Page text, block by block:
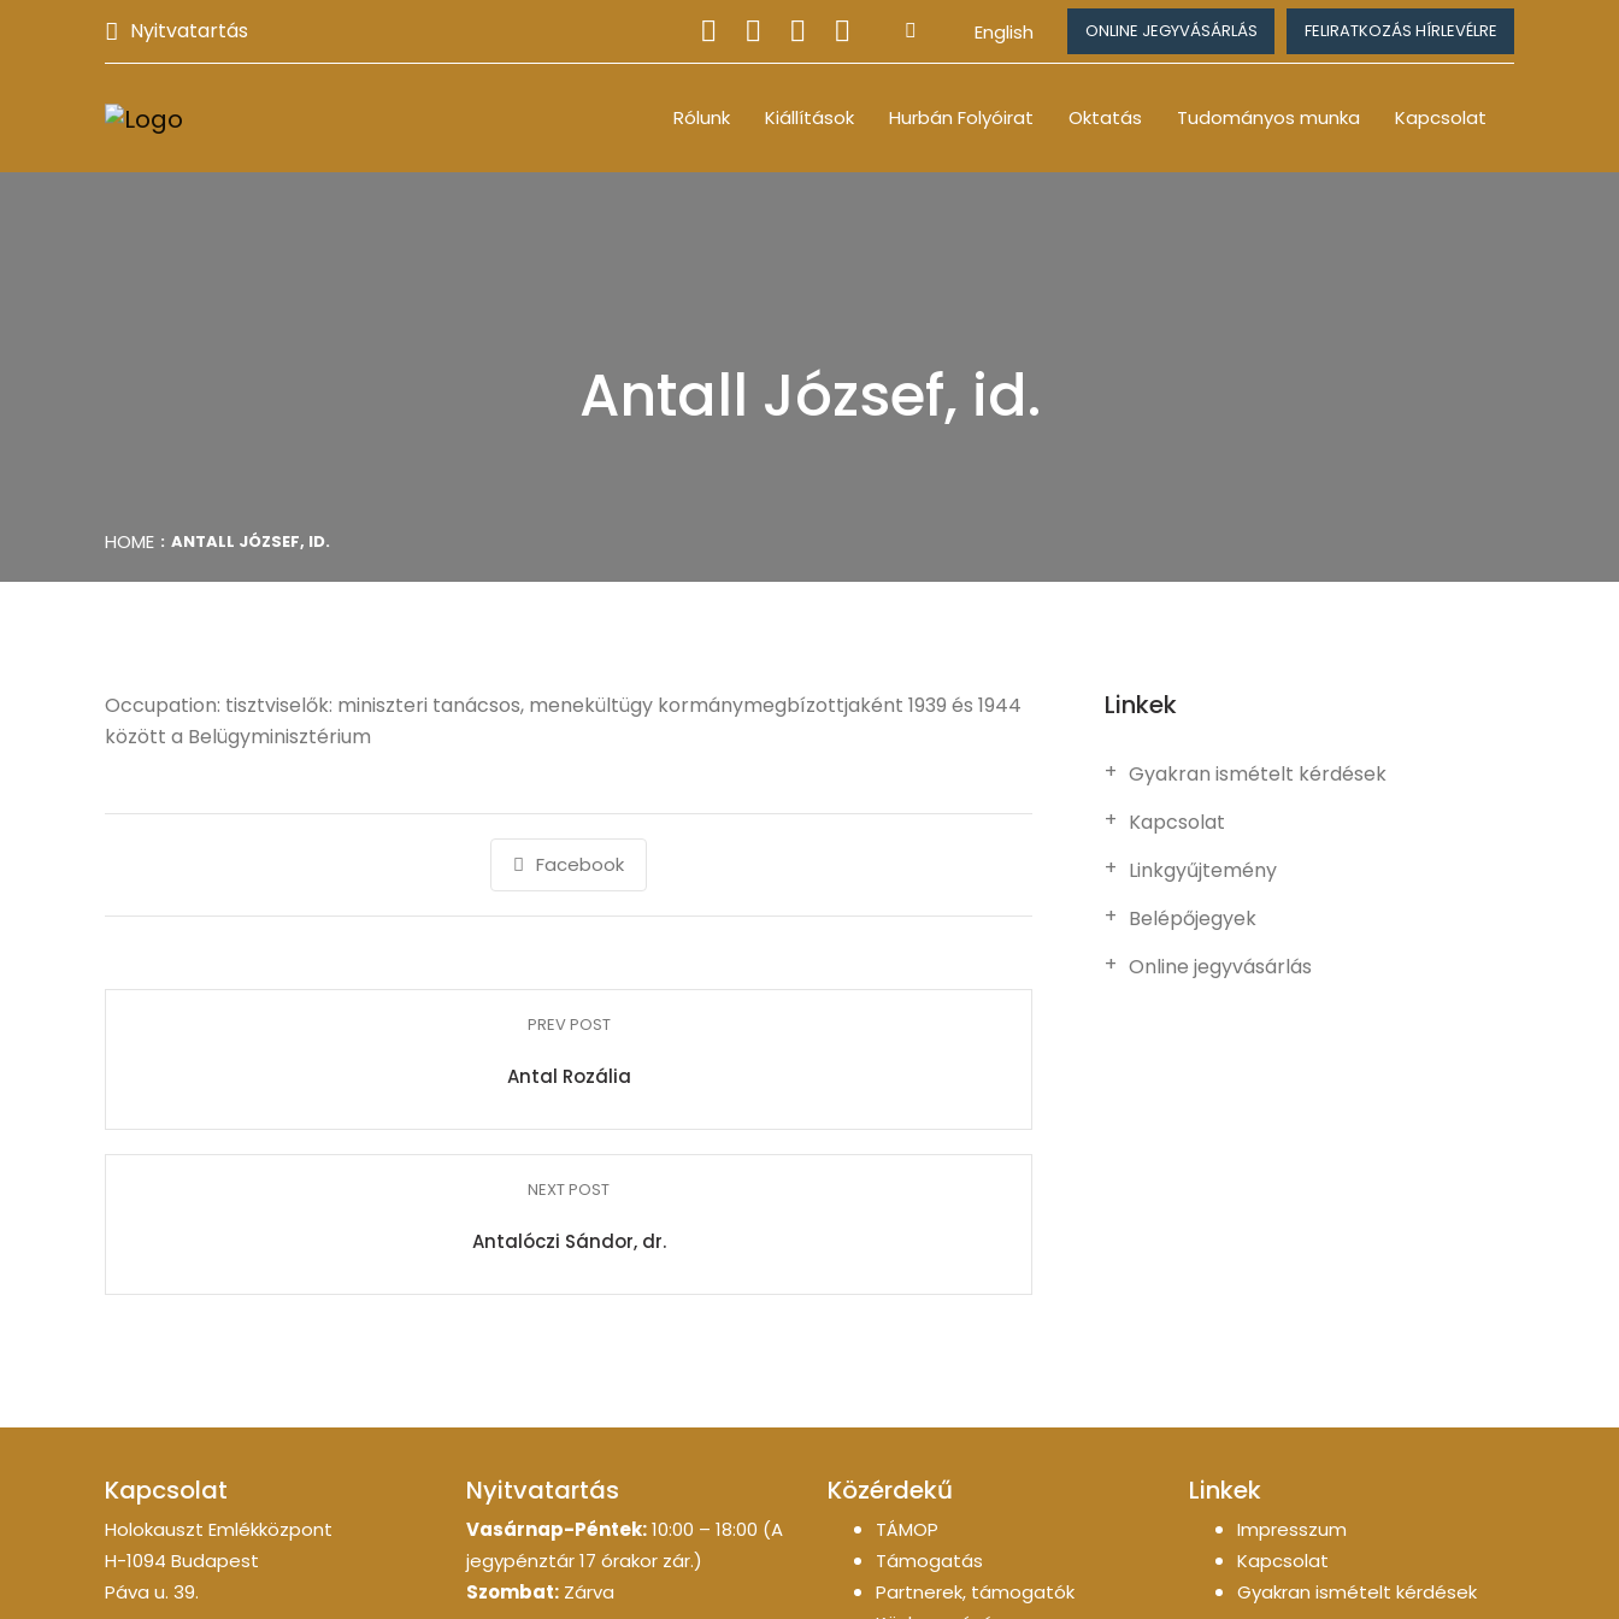
Nyitvatartás English ONLINE JEGYVÁSÁRLÁS FELIRATKOZÁS HÍRLEVÉLRE
Rólunk Kiállítások Hurbán Folyóirat Oktatás Tudományos munka Kapcsolat
Antall József, id.
HOME ANTALL JÓZSEF, ID.
Occupation: tisztviselők: miniszteri tanácsos, menekültügy kormánymegbízottjaként 1939 és 1944
között a Belügyminisztérium
Facebook
PREV POST
Antal Rozália
NEXT POST
Antalóczi Sándor, dr.
Linkek
Gyakran ismételt kérdések
Kapcsolat
Linkgyűjtemény
Belépőjegyek
Online jegyvásárlás
Kapcsolat
Holokauszt Emlékközpont
H-1094 Budapest
Páva u. 39.
Nyitvatartás
Vasárnap-Péntek:10:00 – 18:00 (A
jegypénztár 17 órakor zár.)
Szombat: Zárva
Közérdekű
TÁMOP
Támogatás
Partnerek, támogatók
Linkek
Impresszum
Kapcsolat
Gyakran ismételt kérdések